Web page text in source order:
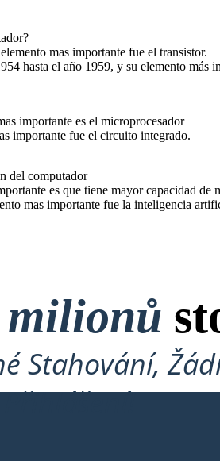
mas importante fue el transistor.
hasta el año 1959, y su elemento más
importante es el microprocesador
importante fue el circuito integrado.
del computador
es que tiene mayor capacidad de
mas importante fue la inteligencia
milionů
Stahování,